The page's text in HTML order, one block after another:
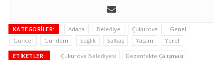
KATEGORILER: Adana Belediye Çukurova
Genel
Güncel
Gündem Sağlık Salbaş Yaşam Yerel
ETIKETLER: Çukurova Belediyesi
Dezenfekte Çalışması